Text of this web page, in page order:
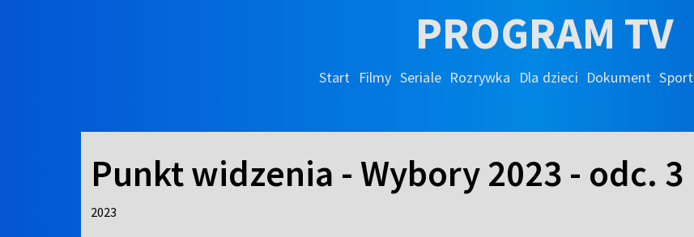
PROGRAM TV
Start Filmy Seriale Rozrywka Dla dzieci Dokument Sport
Punkt widzenia - Wybory 2023 - odc. 3
2023